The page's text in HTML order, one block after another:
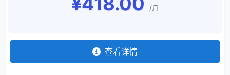
/月
查看详情